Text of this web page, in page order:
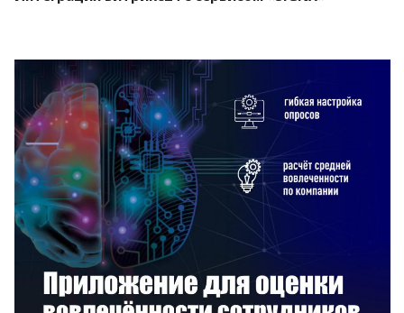
Смотреть проект